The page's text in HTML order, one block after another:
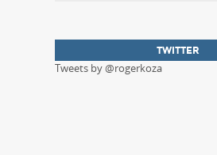
TWITTER
Tweets by @rogerkoza